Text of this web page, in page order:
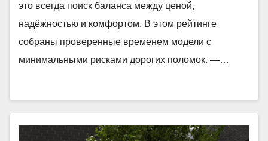
это всегда поиск баланса между ценой,
надёжностью и комфортом. В этом рейтинге
собраны проверенные временем модели с
минимальными рисками дорогих поломок. —…